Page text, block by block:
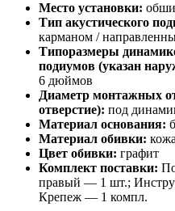
Место установки:
Тип акустического
карманом /
Типоразмеры
подиумов (указан
6 дюймов
Диаметр монтажных
отверстие): под
Материал основания:
Материал обивки:
Цвет обивки: графит
Комплект поставки:
правый — 1 шт.;
Крепеж — 1 компл.